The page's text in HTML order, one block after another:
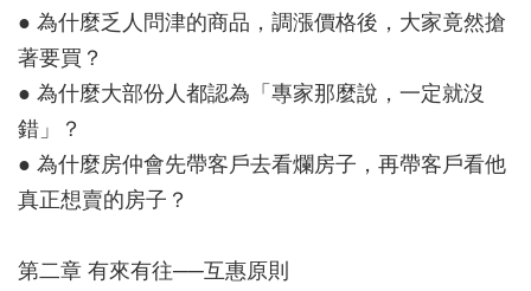
● 為什麼乏人問津的商品，調漲價格後，大家竟然搶
著要買？
● 為什麼大部份人都認為「專家那麼說，一定就沒
錯」？
● 為什麼房仲會先帶客戶去看爛房子，再帶客戶看他
真正想賣的房子？
第二章 有來有往──互惠原則